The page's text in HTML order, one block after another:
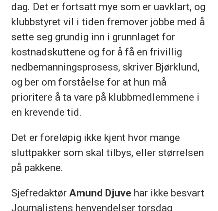
dag. Det er fortsatt mye som er uavklart, og
klubbstyret vil i tiden fremover jobbe med å
sette seg grundig inn i grunnlaget for
kostnadskuttene og for å få en frivillig
nedbemanningsprosess, skriver Bjørklund,
og ber om forståelse for at hun må
prioritere å ta vare på klubbmedlemmene i
en krevende tid.
Det er foreløpig ikke kjent hvor mange
sluttpakker som skal tilbys, eller størrelsen
på pakkene.
Sjefredaktør Amund Djuve har ikke besvart
Journalistens henvendelser torsdag